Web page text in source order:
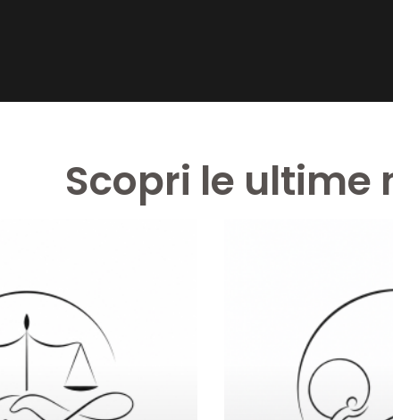
Scopri le ultime